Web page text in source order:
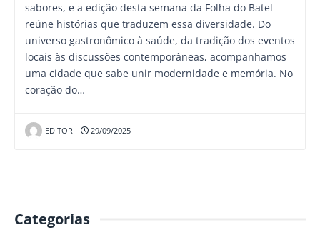
sabores, e a edição desta semana da Folha do Batel
reúne histórias que traduzem essa diversidade. Do
universo gastronômico à saúde, da tradição dos eventos
locais às discussões contemporâneas, acompanhamos
uma cidade que sabe unir modernidade e memória. No
coração do…
EDITOR 29/09/2025
Categorias